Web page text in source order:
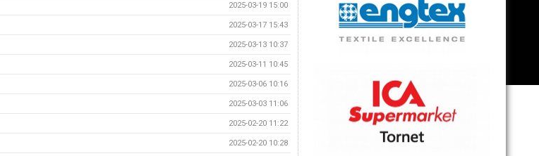
2025-03-19 15:00
2025-03-17 15:43
2025-03-13 10:37
2025-03-11 10:45
2025-03-06 10:16
2025-03-03 11:06
2025-02-20 11:22
2025-02-20 10:28